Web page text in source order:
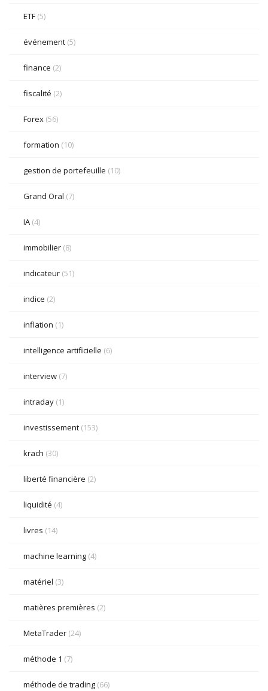
ETF (5)
événement (5)
finance (2)
fiscalité (2)
Forex (56)
formation (10)
gestion de portefeuille (10)
Grand Oral (7)
IA (4)
immobilier (8)
indicateur (51)
indice (2)
inflation (1)
intelligence artificielle (6)
interview (7)
intraday (1)
investissement (153)
krach (30)
liberté financière (2)
liquidité (4)
livres (14)
machine learning (4)
matériel (3)
matières premières (2)
MetaTrader (24)
méthode 1 (7)
méthode de trading (66)